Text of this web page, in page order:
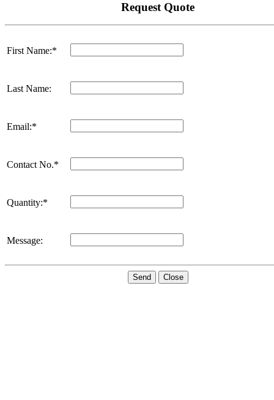
Request Quote
First Name:*
Last Name:
Email:*
Contact No.*
Quantity:*
Message:
Send Close